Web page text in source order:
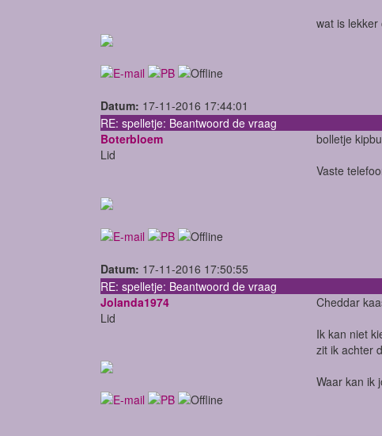
wat is
Datum: 17-11-2016 17:44:01
RE: spelletje: Beantwoord de vraag
Boterbloem
Lid
bolletje
Vaste
Datum: 17-11-2016 17:50:55
RE: spelletje: Beantwoord de vraag
Jolanda1974
Lid
Cheddar
Ik kan niet
zit ik achter
Waar kan ik